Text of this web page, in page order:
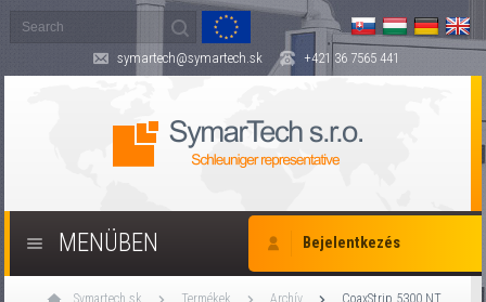
symartech@symartech.sk +421 36 7565 441
Bejelentkezés
MENÜBEN
Symartech.sk Termékek Archív CoaxStrip 5300 NT